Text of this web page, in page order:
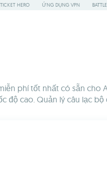
TICKET HERO ỨNG DỤNG VPN
phí tốt nhất có sẵn
độ cao. Quản lý câu lạc